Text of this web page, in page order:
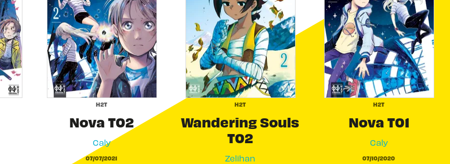
H2T
Nova T02
Caly
07/07/2021
H2T
Wandering Souls
T02
Zelihan
H2T
Nova T01
Caly
07/10/2020